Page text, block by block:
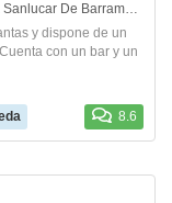
Orfeon Santa Cecilia S/n. Sanlucar De Barrameda
y dispone de un
con un bar y un
8.6